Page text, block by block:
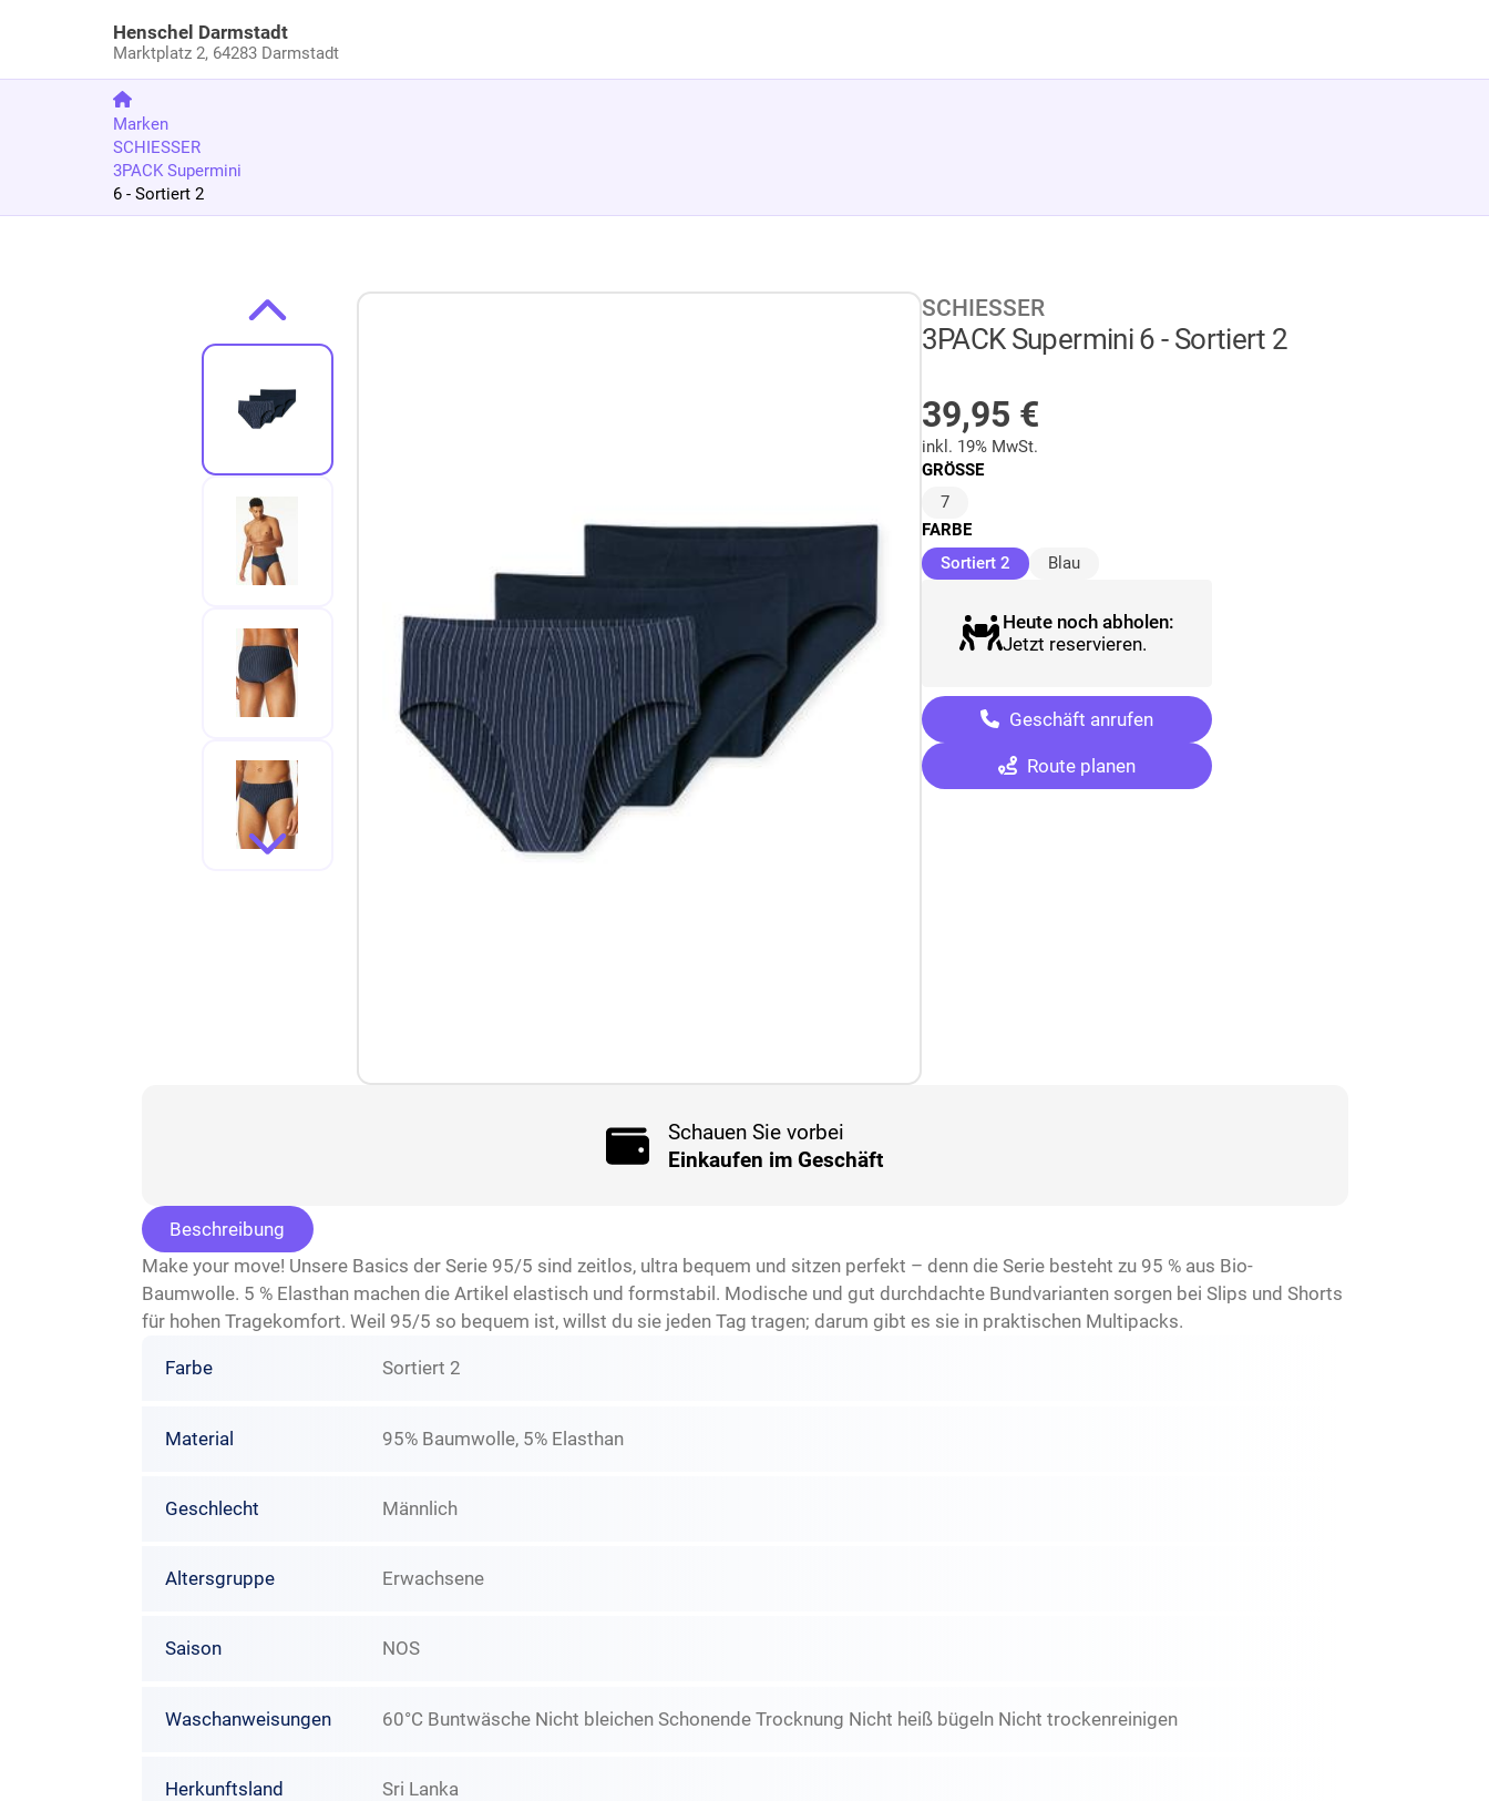
Henschel Darmstadt
Marktplatz 2, 64283 Darmstadt
Marken
SCHIESSER
3PACK Supermini
6 - Sortiert 2
Zur Produktbeschreibung springen SCHIESSER
3PACK Supermini 6 - Sortiert 2
39,95 €
inkl. 19% MwSt.
GRÖSSE
7
FARBE
Sortiert 2(ausgewählt)
Blau
Heute noch abholen:
Jetzt reservieren.
Geschäft anrufen
Route planen
Schauen Sie vorbei
Einkaufen im Geschäft
Beschreibung
Make your move! Unsere Basics der Serie 95/5 sind zeitlos, ultra bequem und sitzen perfekt – denn die Serie besteht zu 95 % aus Bio-
Baumwolle. 5 % Elasthan machen die Artikel elastisch und formstabil. Modische und gut durchdachte Bundvarianten sorgen bei Slips und Shorts
für hohen Tragekomfort. Weil 95/5 so bequem ist, willst du sie jeden Tag tragen; darum gibt es sie in praktischen Multipacks.
Farbe Sortiert 2
Material 95% Baumwolle, 5% Elasthan
Geschlecht Männlich
Altersgruppe Erwachsene
Saison NOS
Waschanweisungen 60°C Buntwäsche Nicht bleichen Schonende Trocknung Nicht heiß bügeln Nicht trockenreinigen
Herkunftsland Sri Lanka